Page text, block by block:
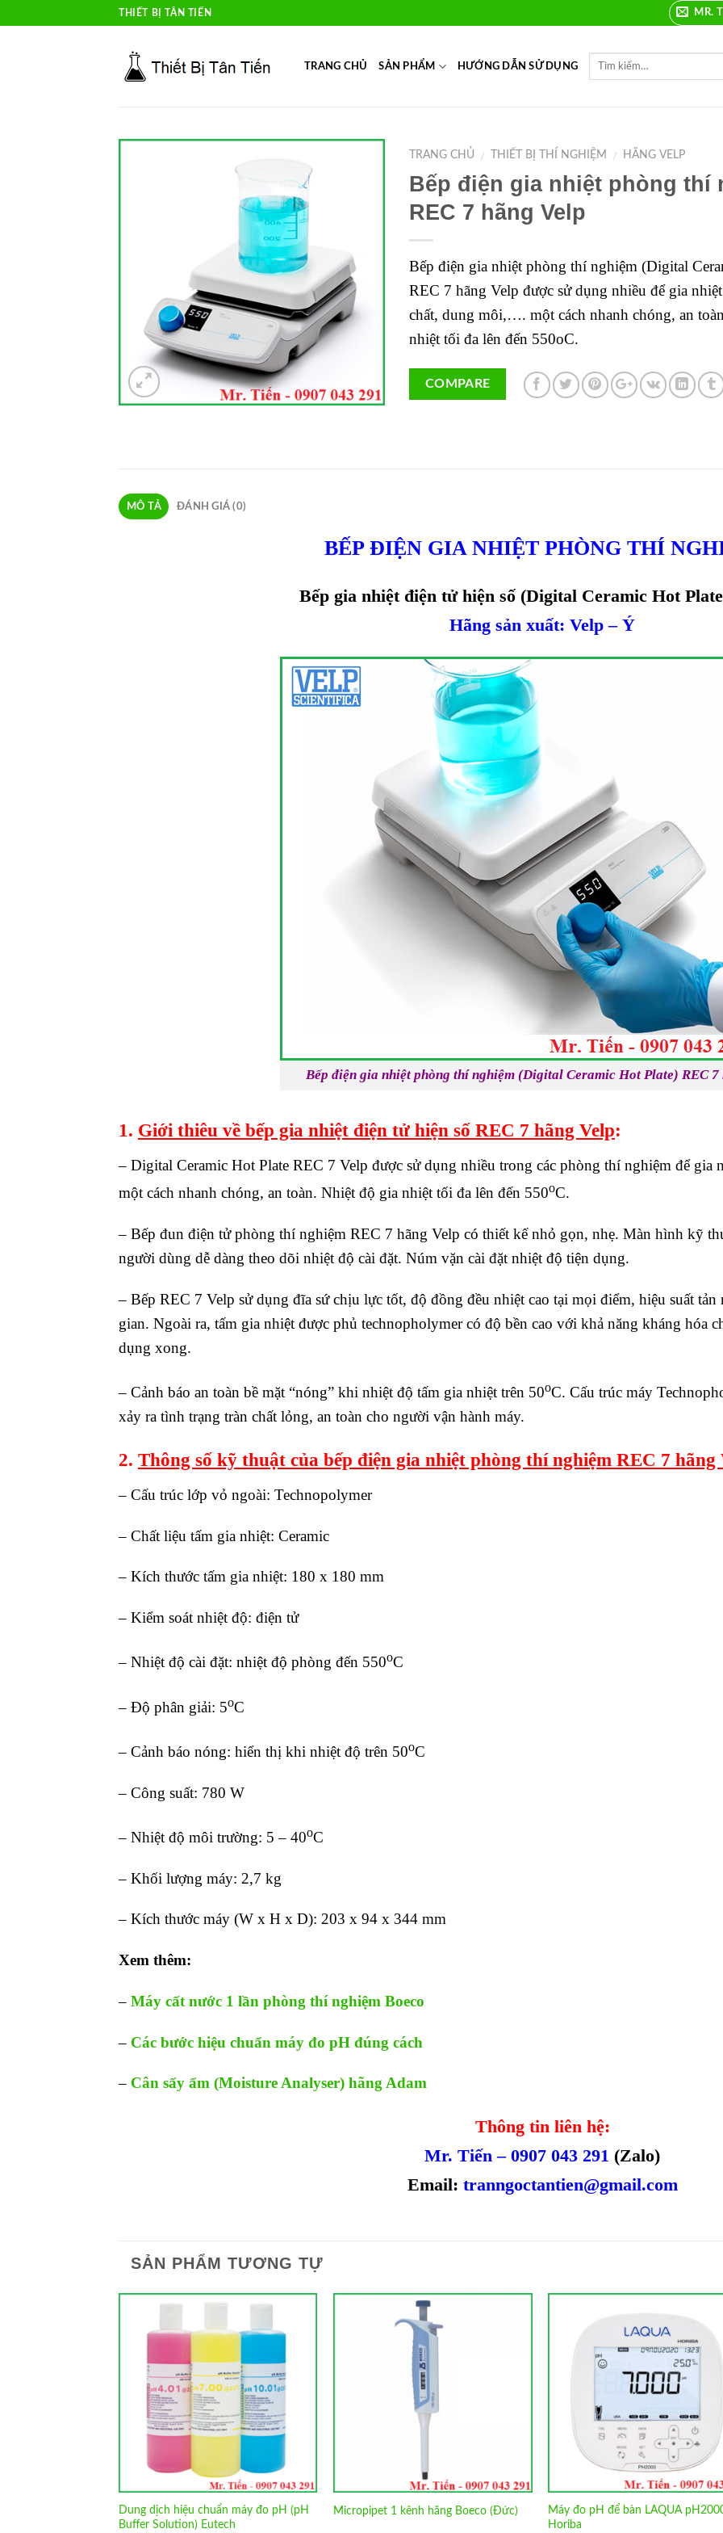
to
THIẾT BỊ TÂN TIẾN MR.
TRANG CHỦ SẢN PHẨM HƯỚNG DẪN SỬ DỤNG
TRANG CHỦ / THIẾT BỊ THÍ NGHIỆM / HÃNG VELP
Bếp điện gia nhiệt phòng thí
REC 7 hãng Velp
Bếp điện gia nhiệt phòng thí nghiệm (Digital
REC 7 hãng Velp được sử dụng nhiều để gia
chất, dung môi,…. một cách nhanh chóng, an
nhiệt tối đa lên đến 550oC.
COMPARE
MÔ TẢ ĐÁNH GIÁ (0)
BẾP ĐIỆN GIA NHIỆT PHÒNG THÍ
Bếp gia nhiệt điện tử hiện số (Digital Ceramic Hot
Hãng sản xuất: Velp – Ý
Bếp điện gia nhiệt phòng thí nghiệm (Digital Ceramic Hot Plate) REC 7
1. Giới thiêu về bếp gia nhiệt điện tử hiện số REC 7 hãng Velp:
– Digital Ceramic Hot Plate REC 7 Velp được sử dụng nhiều trong các phòng thí nghiệm để
một cách nhanh chóng, an toàn. Nhiệt độ gia nhiệt tối đa lên đến 550oC.
– Bếp đun điện tử phòng thí nghiệm REC 7 hãng Velp có thiết kế nhỏ gọn, nhẹ. Màn hình kỹ
người dùng dễ dàng theo dõi nhiệt độ cài đặt. Núm vặn cài đặt nhiệt độ tiện dụng.
– Bếp REC 7 Velp sử dụng đĩa sứ chịu lực tốt, độ đồng đều nhiệt cao tại mọi điểm, hiệu suất
gian. Ngoài ra, tấm gia nhiệt được phủ technopholymer có độ bền cao với khả năng kháng hóa
dụng xong.
– Cảnh báo an toàn bề mặt “nóng” khi nhiệt độ tấm gia nhiệt trên 50oC. Cấu trúc máy
xảy ra tình trạng tràn chất lỏng, an toàn cho người vận hành máy.
2. Thông số kỹ thuật của bếp điện gia nhiệt phòng thí nghiệm REC 7 hãng
– Cấu trúc lớp vỏ ngoài: Technopolymer
– Chất liệu tấm gia nhiệt: Ceramic
– Kích thước tấm gia nhiệt: 180 x 180 mm
– Kiểm soát nhiệt độ: điện tử
– Nhiệt độ cài đặt: nhiệt độ phòng đến 550oC
– Độ phân giải: 5oC
– Cảnh báo nóng: hiển thị khi nhiệt độ trên 50oC
– Công suất: 780 W
– Nhiệt độ môi trường: 5 – 40oC
– Khối lượng máy: 2,7 kg
– Kích thước máy (W x H x D): 203 x 94 x 344 mm
Xem thêm:
– Máy cất nước 1 lần phòng thí nghiệm Boeco
– Các bước hiệu chuẩn máy đo pH đúng cách
– Cân sấy ẩm (Moisture Analyser) hãng Adam
Thông tin liên hệ:
Mr. Tiến – 0907 043 291 (Zalo)
Email: tranngoctantien@gmail.com
SẢN PHẨM TƯƠNG TỰ
Add to
Dung dịch hiệu chuẩn máy đo pH (pH
Buffer Solution) Eutech
Micropipet 1 kênh hãng Boeco (Đức)
Máy đo pH để bàn LAQUA
Horiba